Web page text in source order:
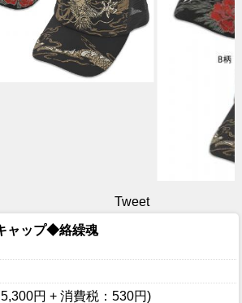
Tweet
ャップ◆絡繰魂
円 + 消費税：530円)